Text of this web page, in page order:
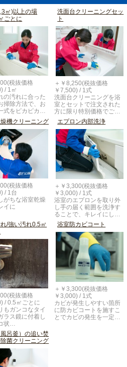
㎡)以上の場
ごとに
税抜価格
/ 1㎡
の汚れに合った
掃除方法で、お
式をピカピカ…
洗面台クリーニングセッ
ト
＋￥8,250(税抜価格
￥7,500) / 1式
洗面台クリーニングを浴
室とセットで注文された
方に限り特別価格でご…
機クリーニング
税抜価格
/ 1台
がちな浴室乾燥
イに
エプロン内部洗浄
＋￥3,300(税抜価格
￥3,000) / 1式
浴室のエプロンを取り外
し手の届く範囲を洗浄す
ることで、キレイにし…
/強い汚れ0.5㎡
税抜価格
/ 0.5㎡ごとに
もガンコなタイ
ラス鏡に付着し
状…
浴室防カビコート
＋￥3,300(税抜価格
￥3,000) / 1式
カビが発生しやすい箇所
に防カビコートを施すこ
とでカビの発生を一定…
呂釜）の追い焚
菌クリーニング